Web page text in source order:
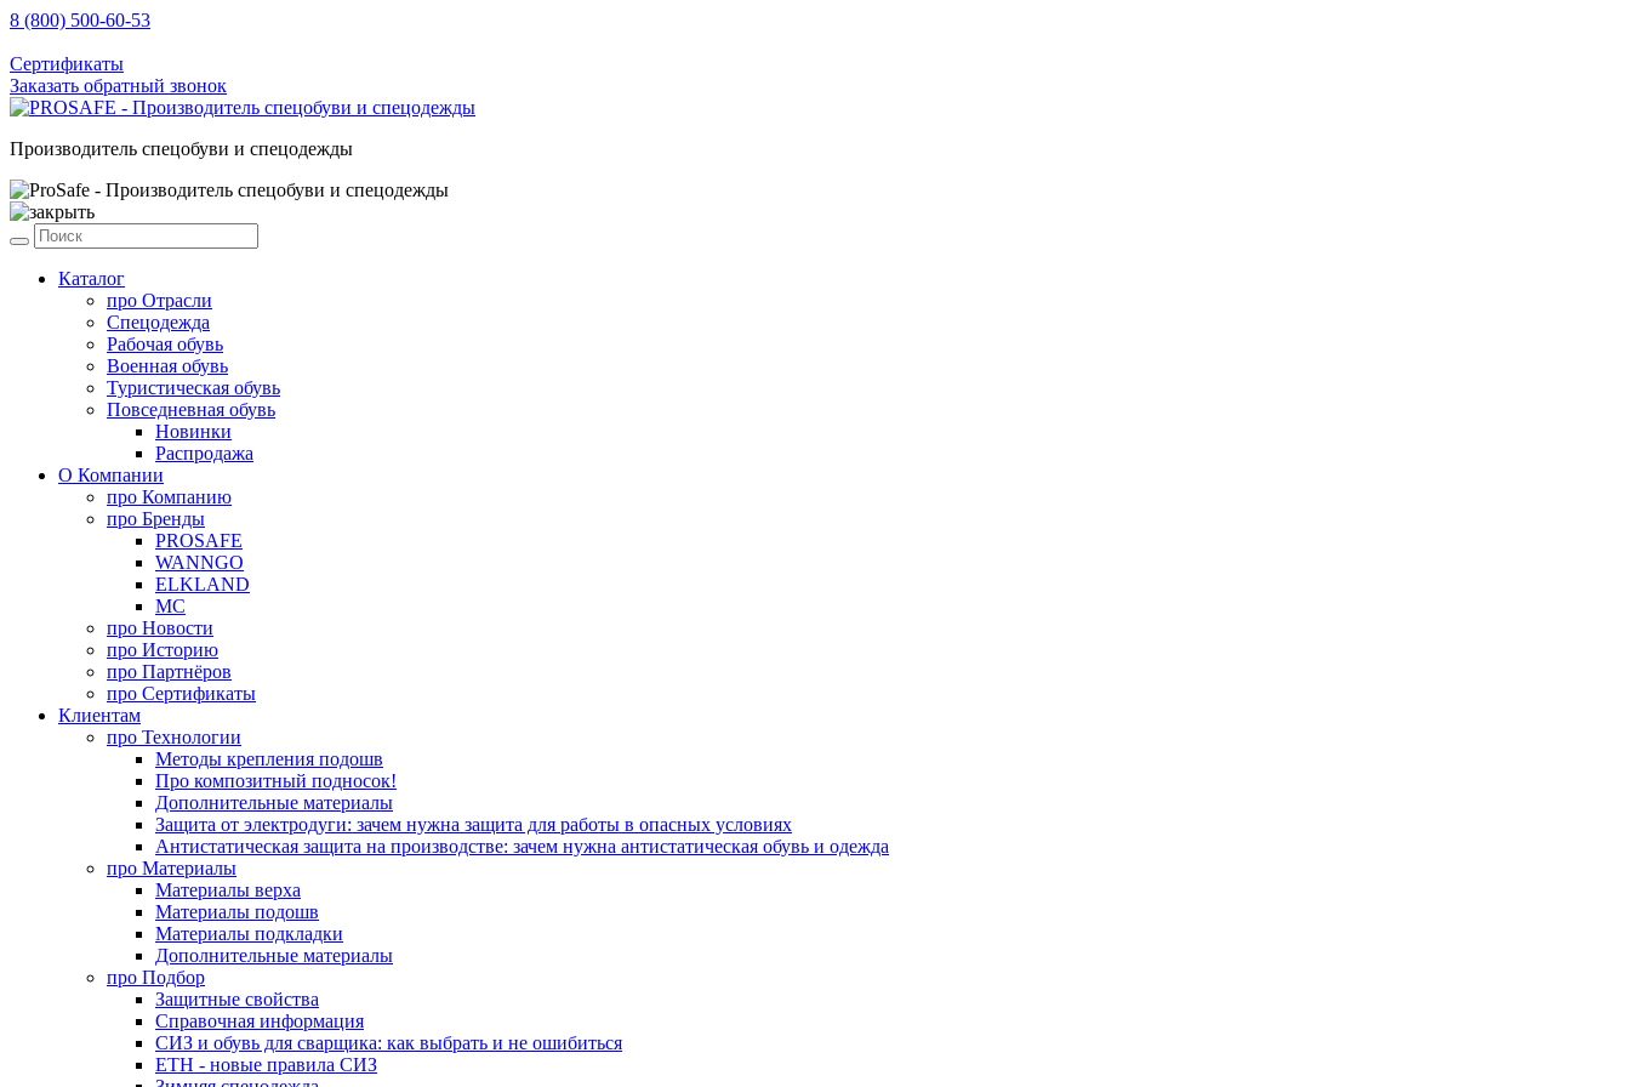
8 (800) 500-60-53
Сертификаты
Заказать обратный звонок
Производитель спецобуви и спецодежды
Каталог
про Отрасли
Спецодежда
Рабочая обувь
Военная обувь
Туристическая обувь
Повседневная обувь
Новинки
Распродажа
О Компании
про Компанию
про Бренды
PROSAFE
WANNGO
ELKLAND
MC
про Новости
про Историю
про Партнёров
про Сертификаты
Клиентам
про Технологии
Методы крепления подошв
Про композитный подносок!
Дополнительные материалы
Защита от электродуги: зачем нужна защита для работы в опасных условиях
Антистатическая защита на производстве: зачем нужна антистатическая обувь и одежда
про Материалы
Материалы верха
Материалы подошв
Материалы подкладки
Дополнительные материалы
про Подбор
Защитные свойства
Справочная информация
СИЗ и обувь для сварщика: как выбрать и не ошибиться
ЕТН - новые правила СИЗ